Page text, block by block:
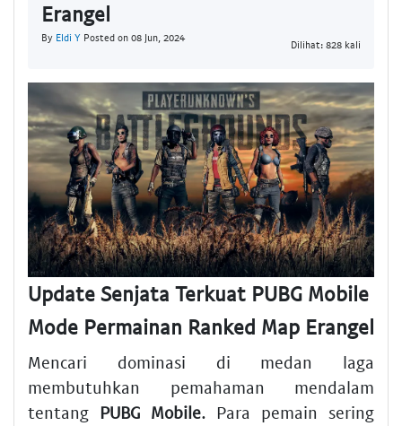
Erangel
By Eldi Y Posted on 08 Jun, 2024
Dilihat: 828 kali
Update Senjata Terkuat PUBG Mobile
Mode Permainan Ranked Map Erangel
Mencari dominasi di medan laga
membutuhkan pemahaman mendalam
tentang PUBG Mobile. Para pemain sering